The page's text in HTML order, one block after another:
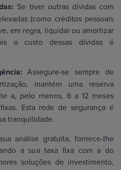
Se tiver outras dívidas com
(como créditos pessoais
em regra, liquidar ou amortizar
o custo dessas dívidas é
Assegure-se sempre de
mantém uma reserva
a, pelo menos, 6 a 12 meses
Esta rede de segurança é
tranquilidade.
análise gratuita, fornece-lhe
a sua taxa fixa com a do
soluções de investimento,